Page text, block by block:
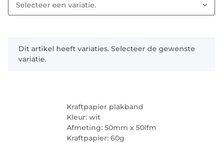
Kraftpapier plakband
Kleur: wit
Afmeting: 50mm x 50lfm
Kraftpapier: 60g
Selecteer een variatie.
x
Dit artikel heeft variaties. Selecteer de gewenste
variatie.